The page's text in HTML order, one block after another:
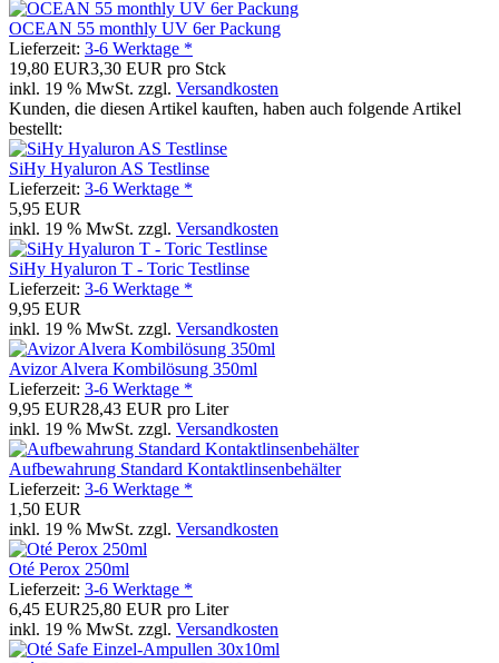
OCEAN 55 monthly UV 6er Packung
Lieferzeit: 3-6 Werktage *
19,80 EUR3,30 EUR pro Stck
inkl. 19 % MwSt. zzgl. Versandkosten
Kunden, die diesen Artikel kauften, haben auch folgende Artikel
bestellt:
SiHy Hyaluron AS Testlinse
Lieferzeit: 3-6 Werktage *
5,95 EUR
inkl. 19 % MwSt. zzgl. Versandkosten
SiHy Hyaluron T - Toric Testlinse
Lieferzeit: 3-6 Werktage *
9,95 EUR
inkl. 19 % MwSt. zzgl. Versandkosten
Avizor Alvera Kombilösung 350ml
Lieferzeit: 3-6 Werktage *
9,95 EUR28,43 EUR pro Liter
inkl. 19 % MwSt. zzgl. Versandkosten
Aufbewahrung Standard Kontaktlinsenbehälter
Lieferzeit: 3-6 Werktage *
1,50 EUR
inkl. 19 % MwSt. zzgl. Versandkosten
Oté Perox 250ml
Lieferzeit: 3-6 Werktage *
6,45 EUR25,80 EUR pro Liter
inkl. 19 % MwSt. zzgl. Versandkosten